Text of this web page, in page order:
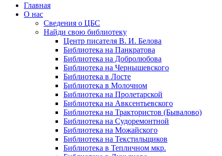
Главная
О нас
Сведения о ЦБС
Найди свою библиотеку
Центр писателя В. И. Белова
Библиотека на Панкратова
Библиотека на Добролюбова
Библиотека на Чернышевского
Библиотека в Лосте
Библиотека в Молочном
Библиотека на Пролетарской
Библиотека на Авксентьевского
Библиотека на Трактористов (Бывалово)
Библиотека на Судоремонтной
Библиотека на Можайского
Библиотека на Текстильщиков
Библиотека в Тепличном мкр.